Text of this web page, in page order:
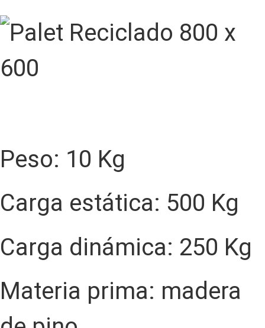
Peso: 10 Kg
Carga estática: 500 Kg
Carga dinámica: 250 Kg
Materia prima: madera